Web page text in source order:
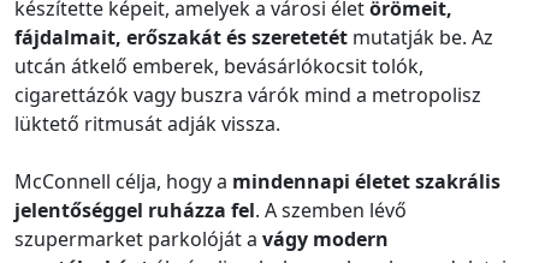
készítette képeit, amelyek a városi életörömeit,
fájdalmait, erőszakát és szeretetét mutatják be. Az
utcán átkelő emberek, bevásárlókocsit tolók,
cigarettázók vagy buszra várók mind a metropolisz
lüktető ritmusát adják vissza.
McConnell célja, hogy a mindennapi életet szakrális
jelentőséggel ruházza fel. A szemben lévő
szupermarket parkolóját a vágy modern